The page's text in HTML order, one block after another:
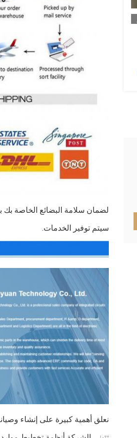
لضمان سلامة البضائع الخاصة
سيتم توفير الخدمات.
نعلق أهمية كبيرة على إنشاء